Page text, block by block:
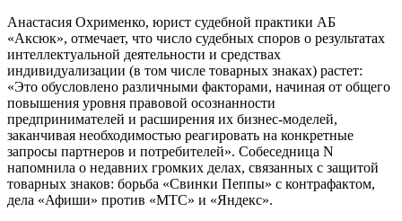
Анастасия Охрименко, юрист судебной практики АБ
«Аксюк», отмечает, что число судебных споров о результатах
интеллектуальной деятельности и средствах
индивидуализации (в том числе товарных знаках) растет:
«Это обусловлено различными факторами, начиная от общего
повышения уровня правовой осознанности
предпринимателей и расширения их бизнес-моделей,
заканчивая необходимостью реагировать на конкретные
запросы партнеров и потребителей». Собеседница N
напомнила о недавних громких делах, связанных с защитой
товарных знаков: борьба «Свинки Пеппы» с контрафактом,
дела «Афиши» против «МТС» и «Яндекс».